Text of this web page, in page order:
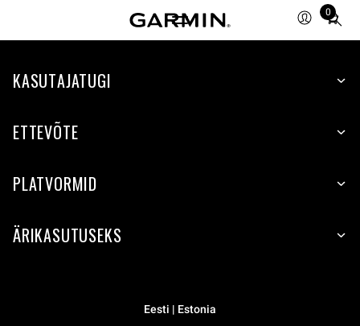
0
Total
items
cart:
KASUTAJATUGI
ETTEVÕTE
PLATVORMID
ÄRIKASUTUSEKS
Eesti | Estonia